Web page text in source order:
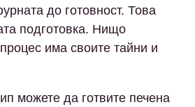
до готовност. Това
подготовка. Нищо
има своите тайни и
можете да готвите печена